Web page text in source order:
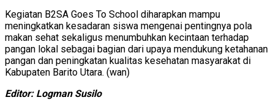
Kegiatan B2SA Goes To School diharapkan mampu
meningkatkan kesadaran siswa mengenai pentingnya pola
makan sehat sekaligus menumbuhkan kecintaan terhadap
pangan lokal sebagai bagian dari upaya mendukung ketahanan
pangan dan peningkatan kualitas kesehatan masyarakat di
Kabupaten Barito Utara. (wan)
Editor: Logman Susilo